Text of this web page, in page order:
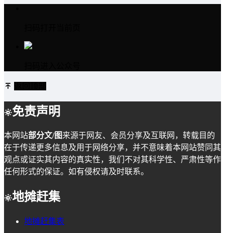
免责声明
本网站部分文/图来源于网友、会员分享及互联网，转载目的
在于传递更多信息及用于网络分享，并不意味着本网站赞同其
观点或证实其内容的真实性，我们不对其科学性、严肃性等作
任何形式的保证。如有侵权请及时联系。
地摊赶集
地摊赶集表